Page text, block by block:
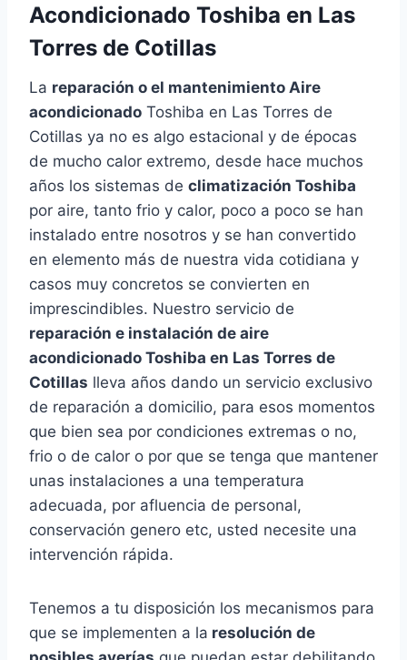
Acondicionado Toshiba en Las
Torres de Cotillas
La reparación o el mantenimiento Aire
acondicionado Toshiba en Las Torres de
Cotillas ya no es algo estacional y de épocas
de mucho calor extremo, desde hace muchos
años los sistemas de climatización Toshiba
por aire, tanto frio y calor, poco a poco se han
instalado entre nosotros y se han convertido
en elemento más de nuestra vida cotidiana y
casos muy concretos se convierten en
imprescindibles. Nuestro servicio de
reparación e instalación de aire
acondicionado Toshiba en Las Torres de
Cotillas lleva años dando un servicio exclusivo
de reparación a domicilio, para esos momentos
que bien sea por condiciones extremas o no,
frio o de calor o por que se tenga que mantener
unas instalaciones a una temperatura
adecuada, por afluencia de personal,
conservación genero etc, usted necesite una
intervención rápida.
Tenemos a tu disposición los mecanismos para
que se implementen a la resolución de